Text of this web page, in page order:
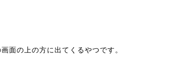
面の上の方に出てくるやつです。